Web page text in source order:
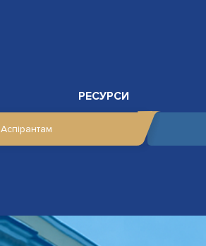
РЕСУРСИ
Аспірантам